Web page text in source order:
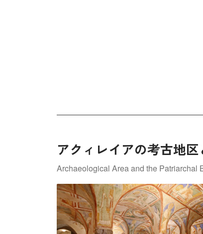
アクィレイアの考古地
Archaeological Area and the Patriarchal